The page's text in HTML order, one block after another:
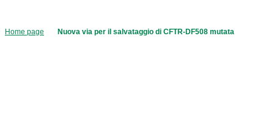
Home page Nuova via per il salvataggio di CFTR-DF508 mutata